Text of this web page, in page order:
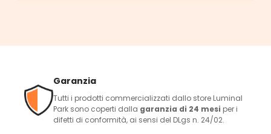
Garanzia
Tutti i prodotti commercializzati dallo store Luminal
Park sono coperti dalla garanzia di 24 mesi per i
difetti di conformità, ai sensi del DLgs n. 24/02.